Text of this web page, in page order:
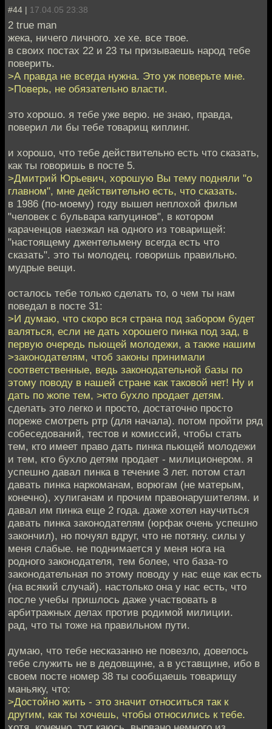
#44 | 17.04.05 23:38
2 true man
жека, ничего личного. хе хе. все твое.
в своих постах 22 и 23 ты призываешь народ тебе
поверить.
>А правда не всегда нужна. Это уж поверьте мне.
>Поверь, не обязательно власти.
это хорошо. я тебе уже верю. не знаю, правда,
поверил ли бы тебе товарищ киплинг.
и хорошо, что тебе действительно есть что сказать,
как ты говоришь в посте 5.
>Дмитрий Юрьевич, хорошую Вы тему подняли "о
главном", мне действительно есть, что сказать.
в 1986 (по-моему) году вышел неплохой фильм
"человек с бульвара капуцинов", в котором
караченцов наезжал на одного из товарищей:
"настоящему джентельмену всегда есть что
сказать". это ты молодец. говоришь правильно.
мудрые вещи.
осталось тебе только сделать то, о чем ты нам
поведал в посте 31:
>И думаю, что скоро вся страна под забором будет
валяться, если не дать хорошего пинка под зад, в
первую очередь пьющей молодежи, а также нашим
>законодателям, чтоб законы принимали
соответственные, ведь законодательной базы по
этому поводу в нашей стране как таковой нет! Ну и
дать по жопе тем, >кто бухло продает детям.
сделать это легко и просто, достаточно просто
пореже смотреть ртр (для начала). потом пройти ряд
собеседований, тестов и комиссий, чтобы стать
тем, кто имеет право дать пинка пьющей молодежи
и тем, кто бухло детям продает - милиционером. я
успешно давал пинка в течение 3 лет. потом стал
давать пинка наркоманам, ворюгам (не матерым,
конечно), хулиганам и прочим правонарушителям. и
давал им пинка еще 2 года. даже хотел научиться
давать пинка законодателям (юрфак очень успешно
закончил), но почуял вдруг, что не потяну. силы у
меня слабые. не поднимается у меня нога на
родного законодателя, тем более, что база-то
законодательная по этому поводу у нас еще как есть
(на всякий случай). настолько она у нас есть, что
после учебы пришлось даже участвовать в
арбитражных делах против родимой милиции.
рад, что ты тоже на правильном пути.
думаю, что тебе несказанно не повезло, довелось
тебе служить не в дедовщине, а в уставщине, ибо в
своем посте номер 38 ты сообщаешь товарищу
маньяку, что:
>Достойно жить - это значит относиться так к
другим, как ты хочешь, чтобы относились к тебе.